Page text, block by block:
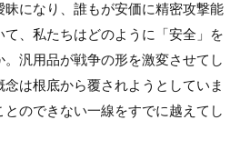
になり、誰もが安価に精密攻撃能
、私たちはどのように「安全」を
汎用品が戦争の形を激変させてし
は根底から覆されようとしていま
のできない一線をすでに越えてし